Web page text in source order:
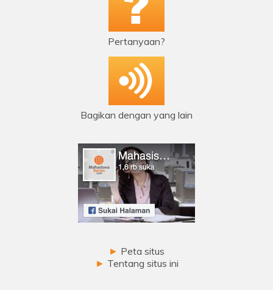
Pertanyaan?
Bagikan dengan yang lain
► Peta situs
► Tentang situs ini